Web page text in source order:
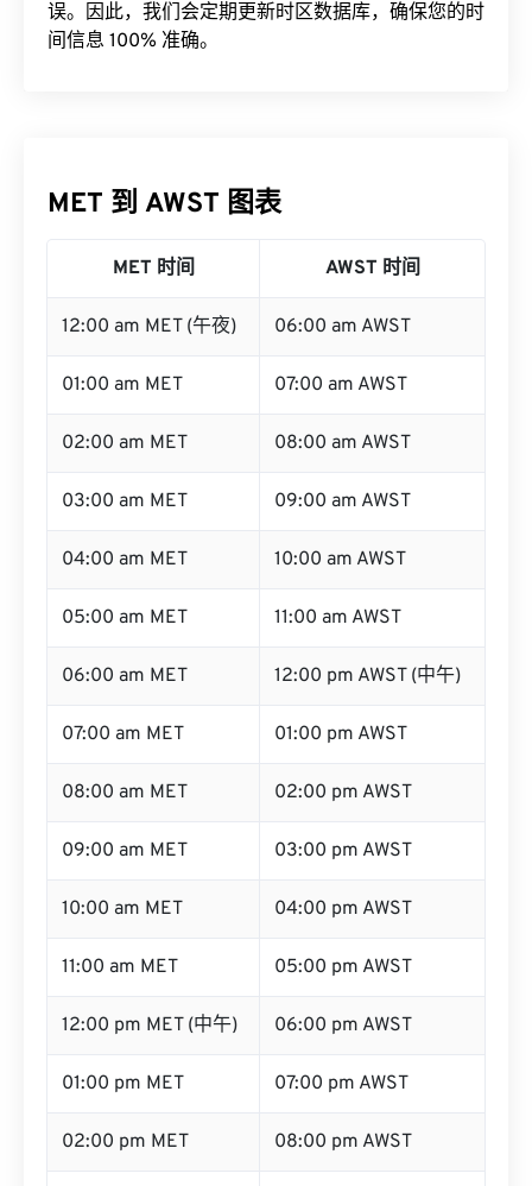
误。因此，我们会定期更新时区数据库，确保您的时
间信息 100% 准确。
MET 到 AWST 图表
MET 时间 AWST 时间
12:00 am MET (午夜) 06:00 am AWST
01:00 am MET 07:00 am AWST
02:00 am MET 08:00 am AWST
03:00 am MET 09:00 am AWST
04:00 am MET 10:00 am AWST
05:00 am MET 11:00 am AWST
06:00 am MET 12:00 pm AWST (中午)
07:00 am MET 01:00 pm AWST
08:00 am MET 02:00 pm AWST
09:00 am MET 03:00 pm AWST
10:00 am MET 04:00 pm AWST
11:00 am MET 05:00 pm AWST
12:00 pm MET (中午) 06:00 pm AWST
01:00 pm MET 07:00 pm AWST
02:00 pm MET 08:00 pm AWST